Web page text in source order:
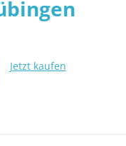
Jetzt kaufen